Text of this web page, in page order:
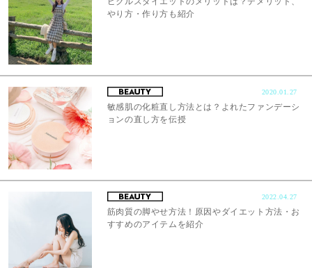
やり方・作り方も紹介
2020.01.27
敏感肌の化粧直し方法とは？よれたファンデーシ
ョンの直し方を伝授
2022.04.27
筋肉質の脚やせ方法！原因やダイエット方法・お
すすめのアイテムを紹介